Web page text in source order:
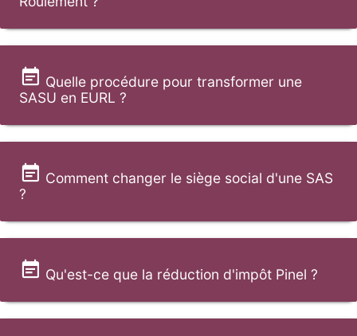
Quelle procédure pour transformer une
SASU en EURL ?
Comment changer le siège social d'une SAS
?
Qu'est-ce que la réduction d'impôt Pinel ?